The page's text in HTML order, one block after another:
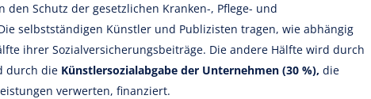
den Schutz der gesetzlichen Kranken-, Pflege- und
selbstständigen Künstler und Publizisten tragen, wie abhängig
ihrer Sozialversicherungsbeiträge. Die andere Hälfte wird durch
durch die Künstlersozialabgabe der Unternehmen (30 %), die
verwerten, finanziert.